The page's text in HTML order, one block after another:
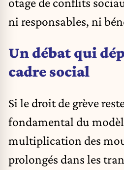
ni responsables, ni
Un débat qui
cadre social
Si le droit de grève
fondamental du
multiplication des
prolongés dans les